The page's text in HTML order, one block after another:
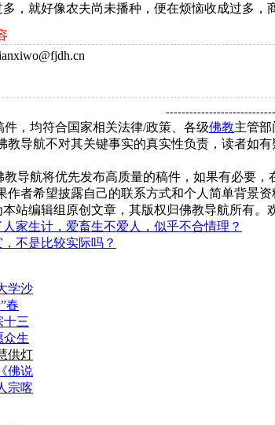
，就好像农夫尚未播种，便在烦恼收成过多，
，均符合国家相关法律/政策、各级佛教主管
教导航不对其关键事实的真实性负责，读者如
导航将优先发布高质量的稿件，如果有必要
者希望披露自己的联系方式和个人简单背景资
站编辑组原创文章，其版权归佛教导航所有
家生计，爱畜生不爱人，似乎不合情理？
不是比较实际吗？
学沙
春
十三
众生
供灯
佛说
宗喀